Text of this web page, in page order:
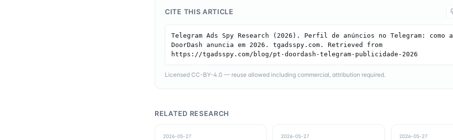
CITE THIS ARTICLE
Telegram Ads Spy Research (2026). Perfil de anúncios no Telegram: como a
DoorDash anuncia em 2026. tgadsspy.com. Retrieved from
https://tgadsspy.com/blog/pt-doordash-telegram-publicidade-2026
Licensed CC-BY-4.0 — reuse allowed including commercial, attribution required.
RELATED RESEARCH
2026-05-27 2026-05-27 2026-05-27